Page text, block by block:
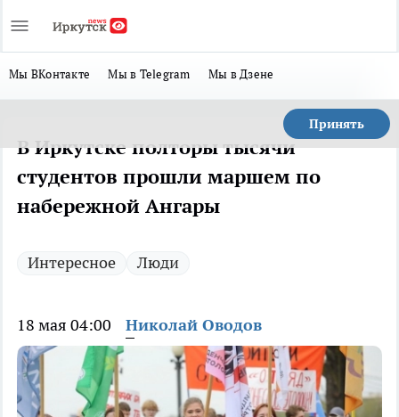
Мы ВКонтакте Мы в Telegram Мы в Дзене
Принять
В Иркутске полторы тысячи
студентов прошли маршем по
набережной Ангары
Интересное Люди
18 мая 04:00 Николай Оводов